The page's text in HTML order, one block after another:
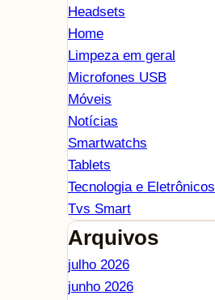
Headsets
Home
Limpeza em geral
Microfones USB
Móveis
Notícias
Smartwatchs
Tablets
Tecnologia e Eletrônicos
Tvs Smart
Arquivos
julho 2026
junho 2026